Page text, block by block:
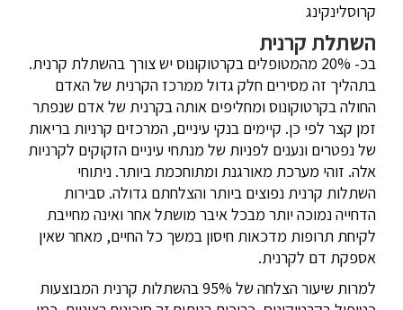
קרוסלינקינג
השתלת קרנית
בכ- 20% מהמטופלים בקרטוקונוס יש צורך בהשתלת קרנית.
בתהליך זה מסירים חלק גדול ממרכז הקרנית של האדם
החולה בקרטוקונוס ומחליפים אותה בקרנית של אדם שנפתר
זמן קצר לפי כן. קיימים בנקי עיניים, המרכזים קרניות בריאות
של נפטרים ונענים לפניות של מנתחי עיניים הזקוקים לקרניות
אלה. זוהי מערכת מאורגנת ומתוחכמת ביותר. ניתוחי
השתלות קרנית נפוצים ביותר והצלחתם גדולה. סבירות
הדחייה נמוכה יותר מבכל איבר מושתל אחר ואינה מחייבת
לקיחת תרופות מדכאות חיסון במשך כל החיים, מאחר שאין
אספקת דם לקרנית.
למרות שיעור הצלחה של 95% בהשתלות קרנית המבוצעות